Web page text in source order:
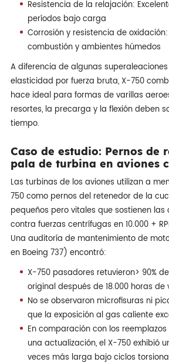
Resistencia de la relajación:
períodos bajo carga
Corrosión y resistencia de
combustión y ambientes húmedos
A diferencia de algunas
elasticidad por fuerza bruta, X-750
hace ideal para formas de varillas
resortes, la precarga y la flexión deben
tiempo.
Caso de estudio: Pernos de
pala de turbina en aviones
Las turbinas de los aviones utilizan a
750 como pernos del retenedor de la
pequeños pero vitales que sostienen
contra fuerzas centrífugas en 10.000 +
Una auditoría de mantenimiento de
en Boeing 737) encontró:
X-750 pasadores retuvieron> 90%
original después de 18.000 horas de
No se observaron microfisuras ni
que la exposición al gas caliente
En comparación con los
una actualización, el X-750 exhibió
veces más larga bajo ciclos